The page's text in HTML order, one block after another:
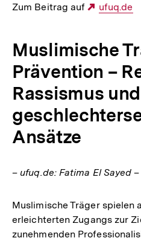
Zum Beitrag auf
Externer
ufuq.de
Muslimische
Prävention –
Rassismus und
Ansätze
– ufuq.de: Fatima El Sayed –
Muslimische Träger spielen
erleichterten Zugangs zur
zunehmenden